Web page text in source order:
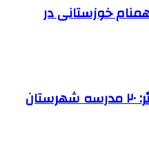
خوزستانی در
مدیر آموزش و پرورش دیّر: ۲۰ مدرسه شهرستان